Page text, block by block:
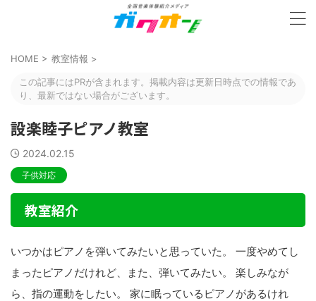
HOME > 教室情報 >
この記事にはPRが含まれます。掲載内容は更新日時点での情報であ
り、最新ではない場合がございます。
設楽睦子ピアノ教室
2024.02.15
子供対応
教室紹介
いつかはピアノを弾いてみたいと思っていた。 一度やめてし
まったピアノだけれど、また、弾いてみたい。 楽しみなが
ら、指の運動をしたい。 家に眠っているピアノがあるけれ